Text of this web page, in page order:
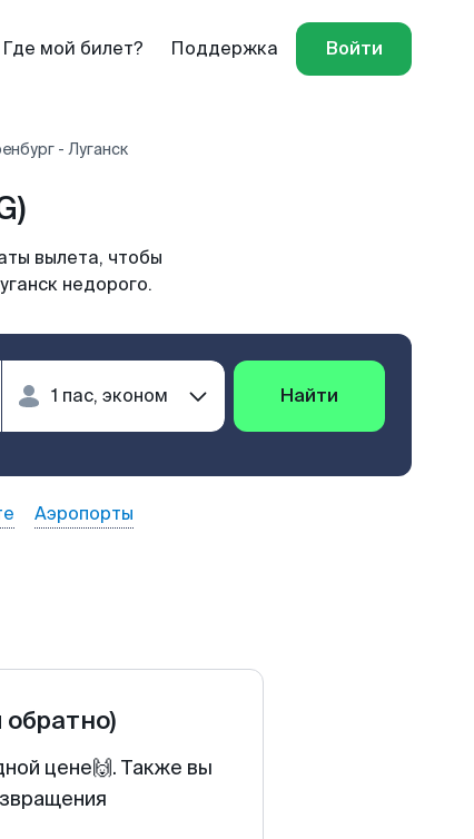
Где мой билет? Поддержка Войти
- Луганск
вылета, чтобы
недорого.
Найти
Аэропорты
обратно)
цене🙌. Также вы